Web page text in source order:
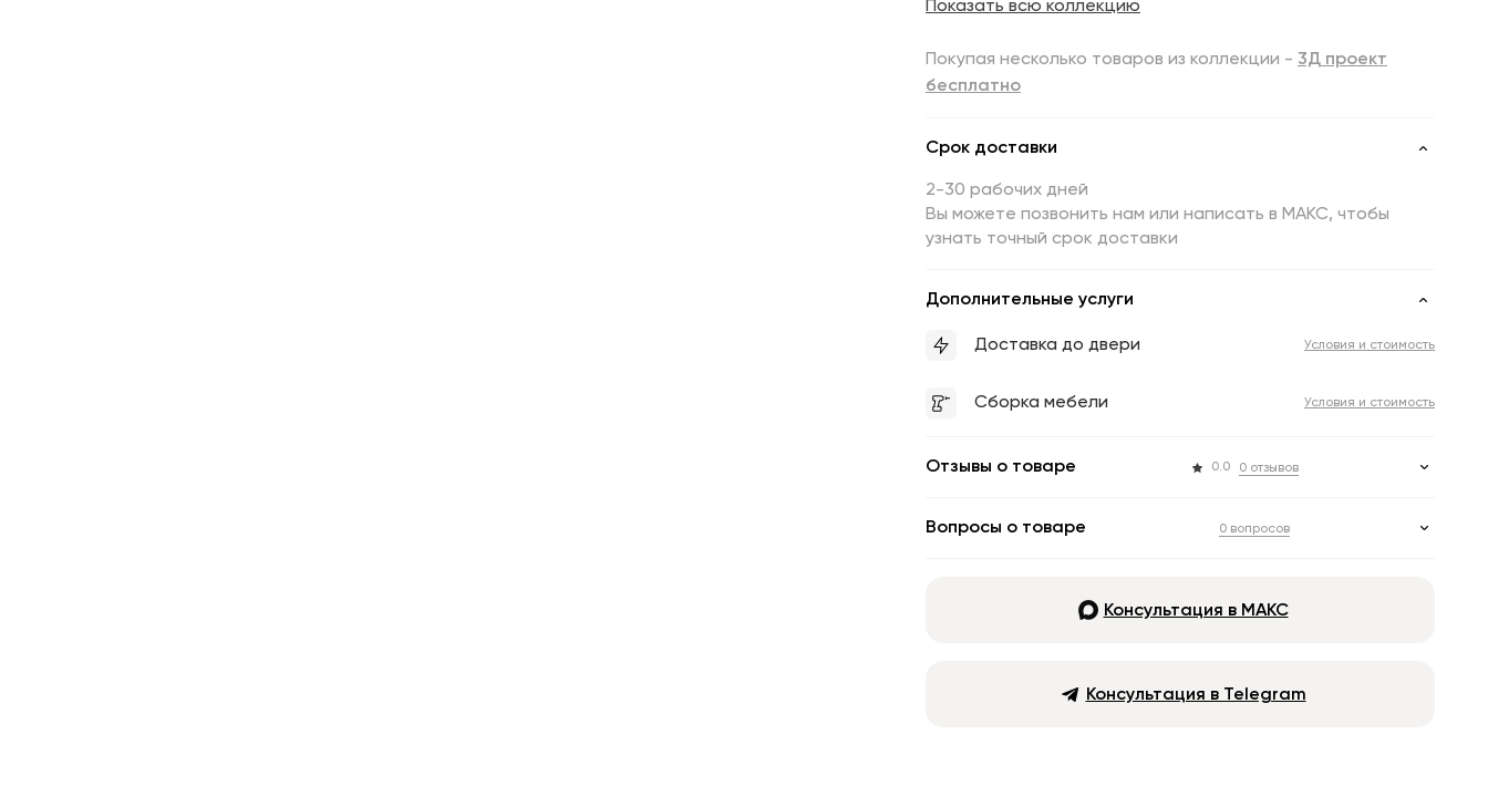
Показать всю коллекцию
Покупая несколько товаров из коллекции - 3Д проект
бесплатно
Срок доставки
2-30 рабочих дней
Вы можете позвонить нам или написать в МАКС, чтобы
узнать точный срок доставки
Дополнительные услуги
Доставка до двери Условия и стоимость
Сборка мебели Условия и стоимость
Отзывы о товаре 0.0 0 отзывов
Вопросы о товаре 0 вопросов
Консультация в МАКС
Консультация в Telegram